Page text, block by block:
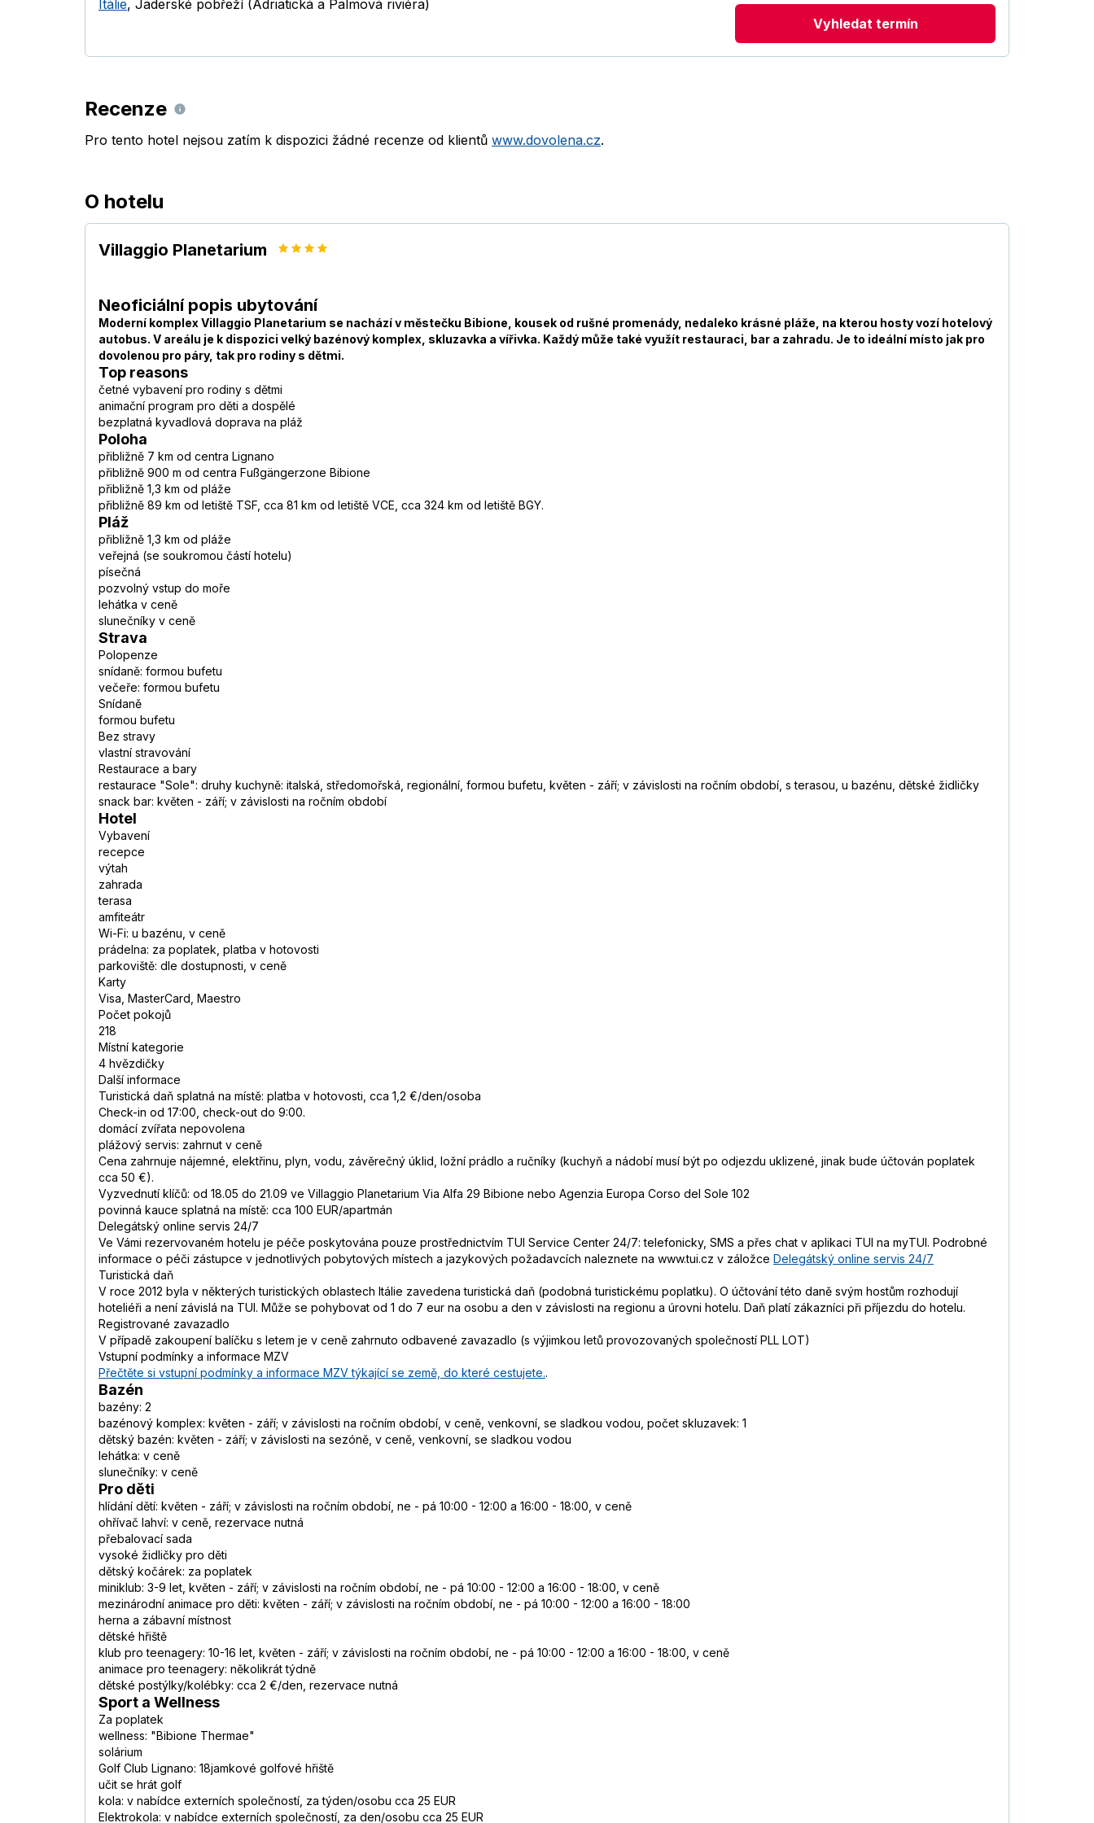
Itálie, Jaderské pobřeží (Adriatická a Palmová riviéra)
Vyhledat termín
Recenze
Pro tento hotel nejsou zatím k dispozici žádné recenze od klientů www.dovolena.cz.
O hotelu
Villaggio Planetarium
Neoficiální popis ubytování
Moderní komplex Villaggio Planetarium se nachází v městečku Bibione, kousek od rušné promenády, nedaleko krásné pláže, na kterou hosty vozí hotelový
autobus. V areálu je k dispozici velký bazénový komplex, skluzavka a vířivka. Každý může také využít restauraci, bar a zahradu. Je to ideální místo jak pro
dovolenou pro páry, tak pro rodiny s dětmi.
Top reasons
četné vybavení pro rodiny s dětmi
animační program pro děti a dospělé
bezplatná kyvadlová doprava na pláž
Poloha
přibližně 7 km od centra Lignano
přibližně 900 m od centra Fußgängerzone Bibione
přibližně 1,3 km od pláže
přibližně 89 km od letiště TSF, cca 81 km od letiště VCE, cca 324 km od letiště BGY.
Pláž
přibližně 1,3 km od pláže
veřejná (se soukromou částí hotelu)
písečná
pozvolný vstup do moře
lehátka v ceně
slunečníky v ceně
Strava
Polopenze
snídaně: formou bufetu
večeře: formou bufetu
Snídaně
formou bufetu
Bez stravy
vlastní stravování
Restaurace a bary
restaurace "Sole": druhy kuchyně: italská, středomořská, regionální, formou bufetu, květen - září; v závislosti na ročním období, s terasou, u bazénu, dětské židličky
snack bar: květen - září; v závislosti na ročním období
Hotel
Vybavení
recepce
výtah
zahrada
terasa
amfiteátr
Wi-Fi: u bazénu, v ceně
prádelna: za poplatek, platba v hotovosti
parkoviště: dle dostupnosti, v ceně
Karty
Visa, MasterCard, Maestro
Počet pokojů
218
Místní kategorie
4 hvězdičky
Další informace
Turistická daň splatná na místě: platba v hotovosti, cca 1,2 €/den/osoba
Check-in od 17:00, check-out do 9:00.
domácí zvířata nepovolena
plážový servis: zahrnut v ceně
Cena zahrnuje nájemné, elektřinu, plyn, vodu, závěrečný úklid, ložní prádlo a ručníky (kuchyň a nádobí musí být po odjezdu uklizené, jinak bude účtován poplatek
cca 50 €).
Vyzvednutí klíčů: od 18.05 do 21.09 ve Villaggio Planetarium Via Alfa 29 Bibione nebo Agenzia Europa Corso del Sole 102
povinná kauce splatná na místě: cca 100 EUR/apartmán
Delegátský online servis 24/7
Ve Vámi rezervovaném hotelu je péče poskytována pouze prostřednictvím TUI Service Center 24/7: telefonicky, SMS a přes chat v aplikaci TUI na myTUI. Podrobné
informace o péči zástupce v jednotlivých pobytových místech a jazykových požadavcích naleznete na www.tui.cz v záložce Delegátský online servis 24/7
Turistická daň
V roce 2012 byla v některých turistických oblastech Itálie zavedena turistická daň (podobná turistickému poplatku). O účtování této daně svým hostům rozhodují
hoteliéři a není závislá na TUI. Může se pohybovat od 1 do 7 eur na osobu a den v závislosti na regionu a úrovni hotelu. Daň platí zákazníci při příjezdu do hotelu.
Registrované zavazadlo
V případě zakoupení balíčku s letem je v ceně zahrnuto odbavené zavazadlo (s výjimkou letů provozovaných společností PLL LOT)
Vstupní podmínky a informace MZV
Přečtěte si vstupní podmínky a informace MZV týkající se země, do které cestujete..
Bazén
bazény: 2
bazénový komplex: květen - září; v závislosti na ročním období, v ceně, venkovní, se sladkou vodou, počet skluzavek: 1
dětský bazén: květen - září; v závislosti na sezóně, v ceně, venkovní, se sladkou vodou
lehátka: v ceně
slunečníky: v ceně
Pro děti
hlídání dětí: květen - září; v závislosti na ročním období, ne - pá 10:00 - 12:00 a 16:00 - 18:00, v ceně
ohřívač lahví: v ceně, rezervace nutná
přebalovací sada
vysoké židličky pro děti
dětský kočárek: za poplatek
miniklub: 3-9 let, květen - září; v závislosti na ročním období, ne - pá 10:00 - 12:00 a 16:00 - 18:00, v ceně
mezinárodní animace pro děti: květen - září; v závislosti na ročním období, ne - pá 10:00 - 12:00 a 16:00 - 18:00
herna a zábavní místnost
dětské hřiště
klub pro teenagery: 10-16 let, květen - září; v závislosti na ročním období, ne - pá 10:00 - 12:00 a 16:00 - 18:00, v ceně
animace pro teenagery: několikrát týdně
dětské postýlky/kolébky: cca 2 €/den, rezervace nutná
Sport a Wellness
Za poplatek
wellness: "Bibione Thermae"
solárium
Golf Club Lignano: 18jamkové golfové hřiště
učit se hrát golf
kola: v nabídce externích společností, za týden/osobu cca 25 EUR
Elektrokola: v nabídce externích společností, za den/osobu cca 25 EUR